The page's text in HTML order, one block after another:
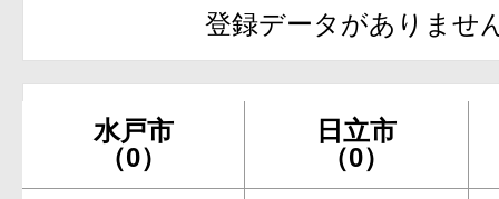
登録データがありませ
水戸市
（0）
日立市
（0）